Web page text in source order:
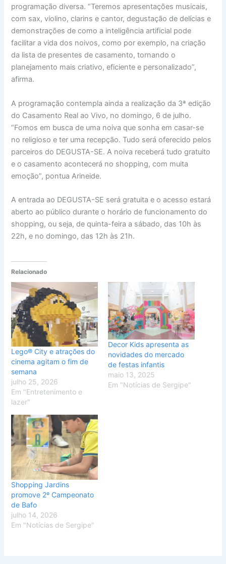
programação diversa. “Teremos apresentações musicais,
com sax, violino, clarins e cantor, degustação de delícias e
demonstrações de como a inteligência artificial pode
facilitar a vida dos noivos, como por exemplo, na criação
da lista de presentes de casamento, tornando o
planejamento mais criativo, eficiente e personalizado”,
afirma.
A programação contempla ainda a realização da 3ª edição
do Casamento Real ao Vivo, no domingo, 6 de julho.
“Fomos em busca de uma noiva que sonha em casar-se
no religioso e ter uma recepção. Tudo será oferecido pelos
parceiros do DEGUSTA-SE. A noiva receberá tudo gratuito
e o casamento acontecerá no shopping, com muita
emoção”, pontua Arineide.
A entrada ao DEGUSTA-SE será gratuita e o acesso estará
aberto ao público durante o horário de funcionamento do
shopping, ou seja, de quinta-feira a sábado, das 10h às
22h, e no domingo, das 12h às 21h.
Relacionado
Lego® City e atrações do
cinema agitam o fim de
semana
julho 25, 2026
Em "Entretenimento e
lazer"
Decor Kids apresenta as
novidades do mercado
de festas infantis
maio 13, 2025
Em "Notícias de Sergipe"
Shopping Jardins
promove 2º Campeonato
de Bafo
julho 14, 2026
Em "Notícias de Sergipe"